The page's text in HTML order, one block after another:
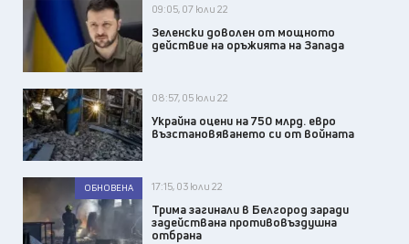
09:05, 07 юли 22
Зеленски доволен от мощното
действие на оръжията на Запада
08:57, 05 юли 22
Украйна оцени на 750 млрд. евро
възстановяването си от войната
ОБНОВЕНА 17:15, 03 юли 22
Трима загинали в Белгород заради
задействана противовъздушна
отбрана